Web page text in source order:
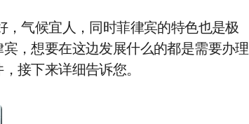
，想要在这边发展什么的都是需要办理
接下来详细告诉您。